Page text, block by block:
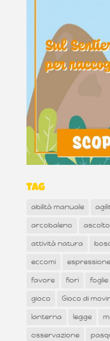
Tag
abilità manuale
arcobaleno
ascolto
attività natura
eccomi
espressione
favore
fiori foglie
gioco
Gioco di
lanterna
legge
osservazione